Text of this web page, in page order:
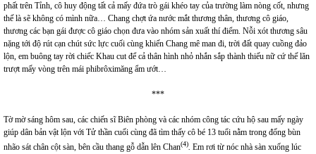
phất trên Tỉnh, cô huy động tất cả mấy đứa trò gái khéo tay của trường làm nòng cốt, nhưng
thế là sẽ không có mình nữa… Chang chợt ứa nước mắt thương thân, thương cô giáo,
thương các bạn gái được cô giáo chọn đưa vào nhóm sản xuất thí điểm. Nỗi xót thương sâu
nặng tới độ rút cạn chút sức lực cuối cùng khiến Chang mê man đi, trời đất quay cuồng đảo
lộn, em buông tay rời chiếc Khau cut để cả thân hình nhỏ nhắn sắp thành thiếu nữ cứ thế lăn
trượt mấy vòng trên mái phibrôximăng ẩm ướt…
***
Tờ mờ sáng hôm sau, các chiến sĩ Biên phòng và các nhóm công tác cứu hộ sau mấy ngày
giúp dân bản vật lộn với Tử thần cuối cùng đã tìm thấy cô bé 13 tuổi nằm trong đống bùn
nhão sát chân cột sàn, bên cầu thang gỗ dẫn lên Chan(4). Em rơi từ nóc nhà sàn xuống lúc